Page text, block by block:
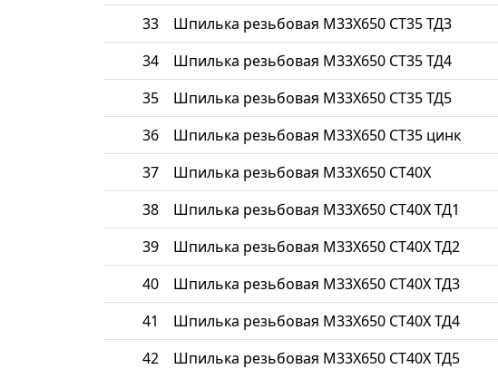
33 Шпилька резьбовая М33Х650 СТ35 ТД3
34 Шпилька резьбовая М33Х650 СТ35 ТД4
35 Шпилька резьбовая М33Х650 СТ35 ТД5
36 Шпилька резьбовая М33Х650 СТ35 цинк
37 Шпилька резьбовая М33Х650 СТ40Х
38 Шпилька резьбовая М33Х650 СТ40Х ТД1
39 Шпилька резьбовая М33Х650 СТ40Х ТД2
40 Шпилька резьбовая М33Х650 СТ40Х ТД3
41 Шпилька резьбовая М33Х650 СТ40Х ТД4
42 Шпилька резьбовая М33Х650 СТ40Х ТД5